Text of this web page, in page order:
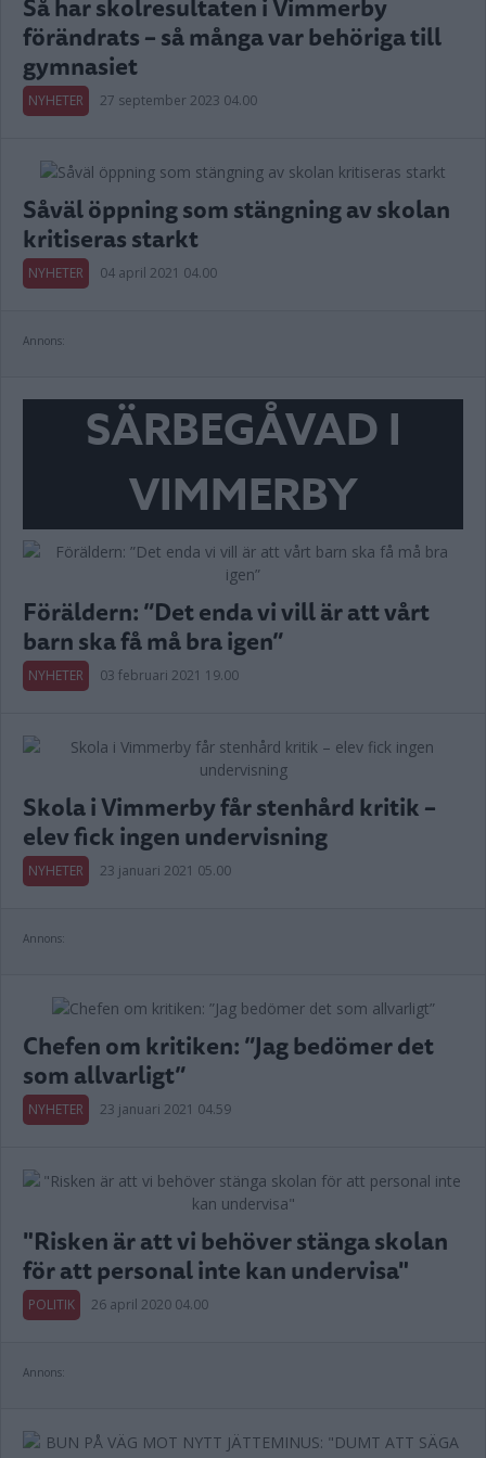
förändrats – så många var behöriga till
gymnasiet
NYHETER 27 september 2023 04.00
Såväl öppning som stängning av skolan
kritiseras starkt
NYHETER 04 april 2021 04.00
Annons:
SÄRBEGÅVAD I
VIMMERBY
Föräldern: ”Det enda vi vill är att vårt
barn ska få må bra igen”
NYHETER 03 februari 2021 19.00
Skola i Vimmerby får stenhård kritik –
elev fick ingen undervisning
NYHETER 23 januari 2021 05.00
Annons:
Chefen om kritiken: ”Jag bedömer det
som allvarligt”
NYHETER 23 januari 2021 04.59
"Risken är att vi behöver stänga skolan
för att personal inte kan undervisa"
POLITIK 26 april 2020 04.00
Annons: